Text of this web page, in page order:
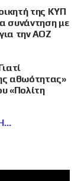
της ΚΥΠ
συνάντηση με
την ΑΟΖ
αθωότητας»
«Πολίτη